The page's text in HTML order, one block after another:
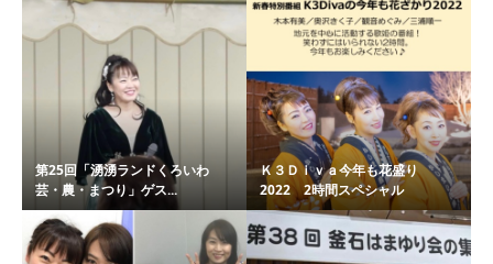
第25回「湧湧ランドくろいわ
芸・農・まつり」ゲス...
Ｋ３Ｄｉｖａ今年も花盛り
2022 2時間スペシャル